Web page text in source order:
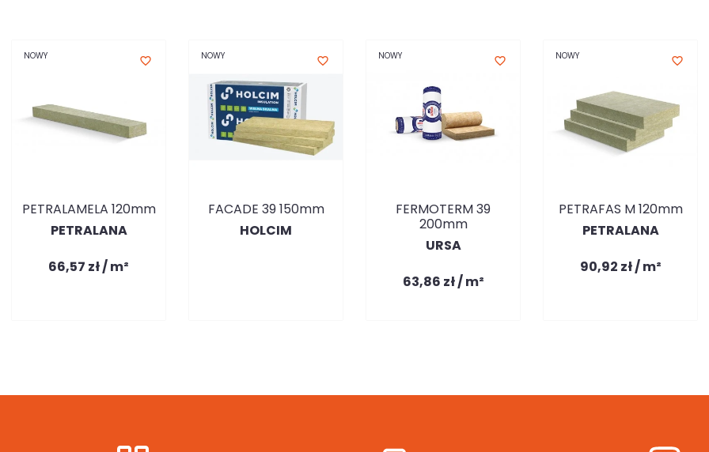
NOWY favorite_border
PETRALAMELA 120mm
PETRALANA
66,57 zł / m²
NOWY favorite_border
FACADE 39 150mm
HOLCIM
NOWY favorite_border
FERMOTERM 39
200mm
URSA
63,86 zł / m²
NOWY favorite_border
PETRAFAS M 120mm
PETRALANA
90,92 zł / m²